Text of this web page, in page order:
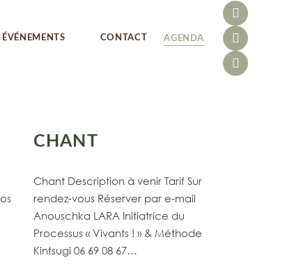
ÉVÉNEMENTS CONTACT AGENDA
CHANT
Chant Description à venir Tarif Sur
rendez-vous Réserver par e-mail
Anouschka LARA Initiatrice du
Processus « Vivants ! » & Méthode
Kintsugi 06 69 08 67…